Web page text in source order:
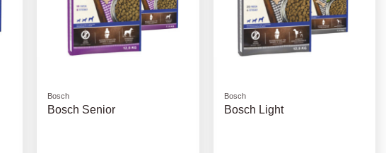
Bosch
Bosch Senior
Bosch
Bosch Light